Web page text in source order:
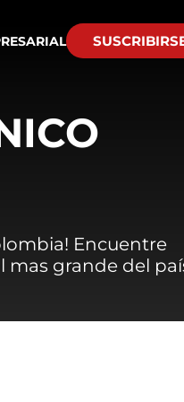
Encuentre
mas grande del